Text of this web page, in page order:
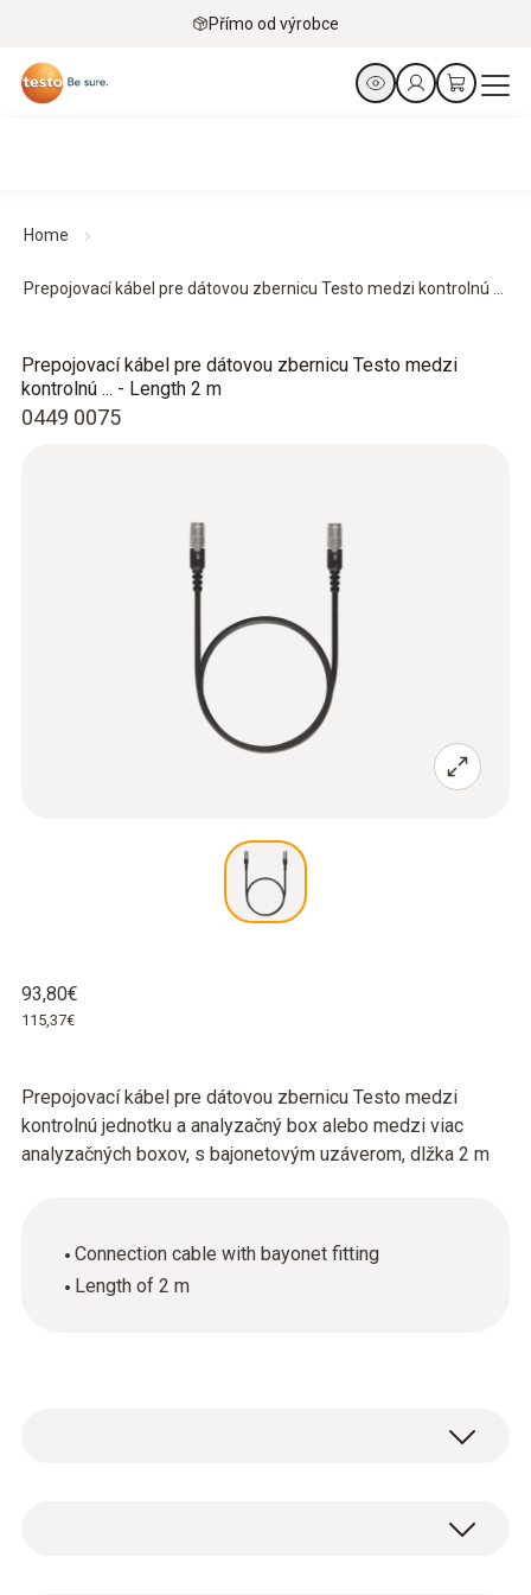
Přímo od výrobce
Home
Prepojovací kábel pre dátovou zbernicu Testo medzi kontrolnú ...
0449 0075
Prepojovací kábel pre dátovou zbernicu Testo medzi
kontrolnú ... - Length 2 m
Prepojovací kábel pre dátovou zbernicu Testo medzi
kontrolnú jednotku a analyzačný box alebo medzi viac
analyzačných boxov, s bajonetovým uzáverom, dlžka 2 m
Connection cable with bayonet fitting
Length of 2 m
93,80€
115,37€